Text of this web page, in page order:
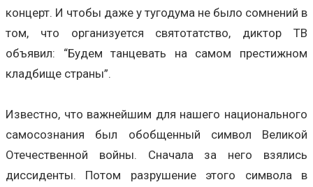
концерт. И чтобы даже у тугодума не было сомнений в
том, что организуется святотатство, диктор ТВ
объявил: “Будем танцевать на самом престижном
кладбище страны”.
Известно, что важнейшим для нашего национального
самосознания был обобщенный символ Великой
Отечественной войны. Сначала за него взялись
диссиденты. Потом разрушение этого символа в